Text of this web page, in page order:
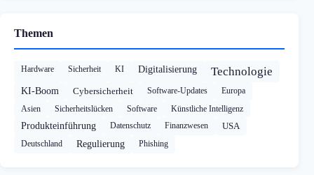
Themen
Hardware Sicherheit KI Digitalisierung Technologie
KI-Boom Cybersicherheit Software-Updates
Europa
Asien
Sicherheitslücken Software Künstliche Intelligenz
Produkteinführung Datenschutz Finanzwesen USA
Deutschland Regulierung Phishing